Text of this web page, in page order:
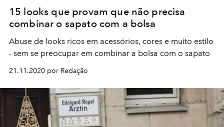
15 looks que provam que não precisa
combinar o sapato com a bolsa
Abuse de looks ricos em acessórios, cores e muito estilo
- sem se preocupar em combinar a bolsa com o sapato
21.11.2020 por Redação